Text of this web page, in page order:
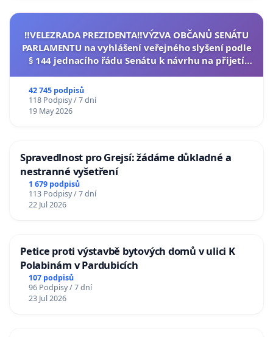
‼️VELEZRADA PREZIDENTA‼️VÝZVA OBČANŮ SENÁTU
PARLAMENTU na vyhlášení veřejného slyšení podle
§ 144 jednacího řádu Senátu k návrhu na přijetí
42 745 podpisů
118 Podpisy / 7 dní
19 May 2026
Spravedlnost pro Grejsí: žádáme důkladné a
nestranné vyšetření
1 679 podpisů
113 Podpisy / 7 dní
22 Jul 2026
Petice proti výstavbě bytových domů v ulici K
Polabinám v Pardubicích
107 podpisů
96 Podpisy / 7 dní
23 Jul 2026